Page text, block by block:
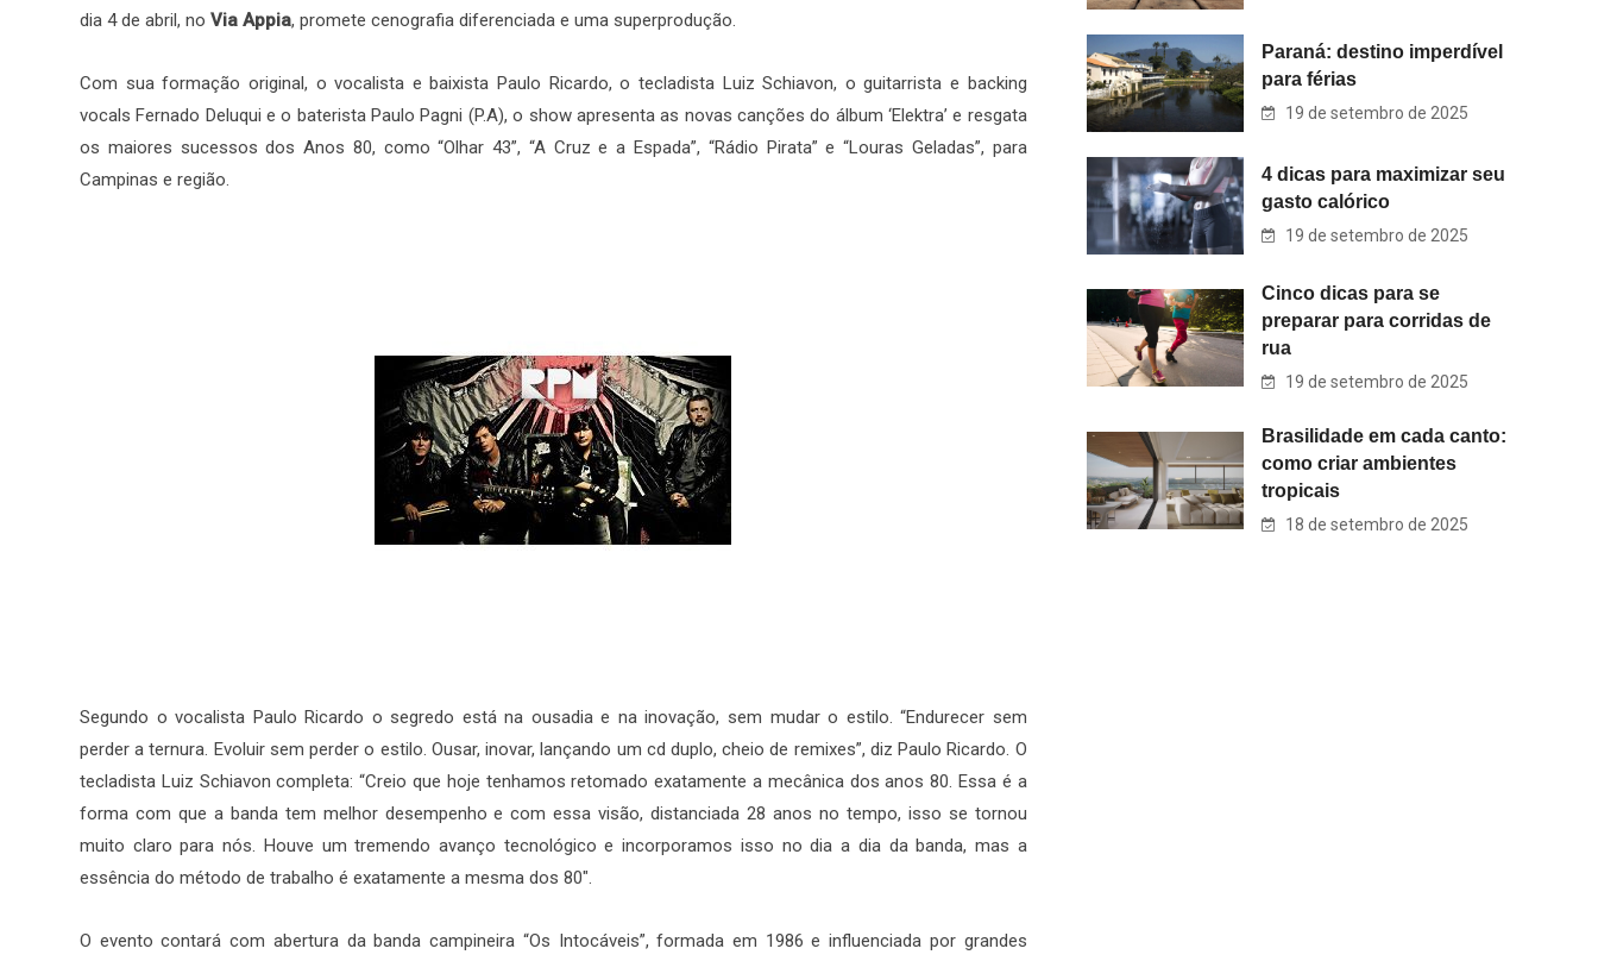
dia 4 de abril, no Via Appia, promete cenografia diferenciada e uma superprodução.
Com sua formação original, o vocalista e baixista Paulo Ricardo, o tecladista Luiz Schiavon, o guitarrista e backing
vocals Fernado Deluqui e o baterista Paulo Pagni (P.A), o show apresenta as novas canções do álbum ‘Elektra’ e resgata
os maiores sucessos dos Anos 80, como “Olhar 43”, “A Cruz e a Espada”, “Rádio Pirata” e “Louras Geladas”, para
Campinas e região.
Segundo o vocalista Paulo Ricardo o segredo está na ousadia e na inovação, sem mudar o estilo. “Endurecer sem
perder a ternura. Evoluir sem perder o estilo. Ousar, inovar, lançando um cd duplo, cheio de remixes”, diz Paulo Ricardo. O
tecladista Luiz Schiavon completa: “Creio que hoje tenhamos retomado exatamente a mecânica dos anos 80. Essa é a
forma com que a banda tem melhor desempenho e com essa visão, distanciada 28 anos no tempo, isso se tornou
muito claro para nós. Houve um tremendo avanço tecnológico e incorporamos isso no dia a dia da banda, mas a
essência do método de trabalho é exatamente a mesma dos 80″.
O evento contará com abertura da banda campineira “Os Intocáveis”, formada em 1986 e influenciada por grandes
Paraná: destino imperdível
para férias
19 de setembro de 2025
4 dicas para maximizar seu
gasto calórico
19 de setembro de 2025
Cinco dicas para se
preparar para corridas de
rua
19 de setembro de 2025
Brasilidade em cada canto:
como criar ambientes
tropicais
18 de setembro de 2025